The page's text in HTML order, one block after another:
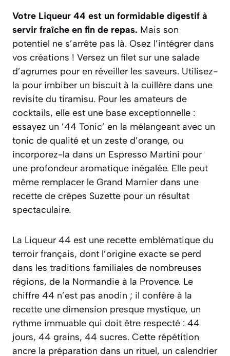
Votre Liqueur 44 est un formidable digestif à
servir fraîche en fin de repas. Mais son
potentiel ne s’arrête pas là. Osez l’intégrer dans
vos créations ! Versez un filet sur une salade
d’agrumes pour en réveiller les saveurs. Utilisez-
la pour imbiber un biscuit à la cuillère dans une
revisite du tiramisu. Pour les amateurs de
cocktails, elle est une base exceptionnelle :
essayez un ’44 Tonic’ en la mélangeant avec un
tonic de qualité et un zeste d’orange, ou
incorporez-la dans un Espresso Martini pour
une profondeur aromatique inégalée. Elle peut
même remplacer le Grand Marnier dans une
recette de crêpes Suzette pour un résultat
spectaculaire.
La Liqueur 44 est une recette emblématique du
terroir français, dont l’origine exacte se perd
dans les traditions familiales de nombreuses
régions, de la Normandie à la Provence. Le
chiffre 44 n’est pas anodin ; il confère à la
recette une dimension presque mystique, un
rythme immuable qui doit être respecté : 44
jours, 44 grains, 44 sucres. Cette répétition
ancre la préparation dans un rituel, un calendrier